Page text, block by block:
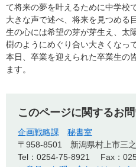
て将来の夢を叶えるために中学校
大きな声で述べ、将来を見つめる
生の心には希望の芽が芽生え、太
樹のようにめぐり合い大きくなっ
本日、卒業を迎えられた卒業生の
ます。
このページに関するお
企画戦略課
秘書室
〒958-8501
新潟県村上市三
Tel：0254-75-8921
Fax：